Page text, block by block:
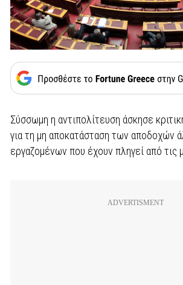
Σύσσωμη η αντιπολίτευση άσκησε
για τη μη αποκατάσταση των αποδοχών
εργαζομένων που έχουν πληγεί από τις